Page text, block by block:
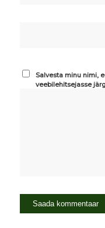
Salvesta minu nimi,
veebilehitsejasse